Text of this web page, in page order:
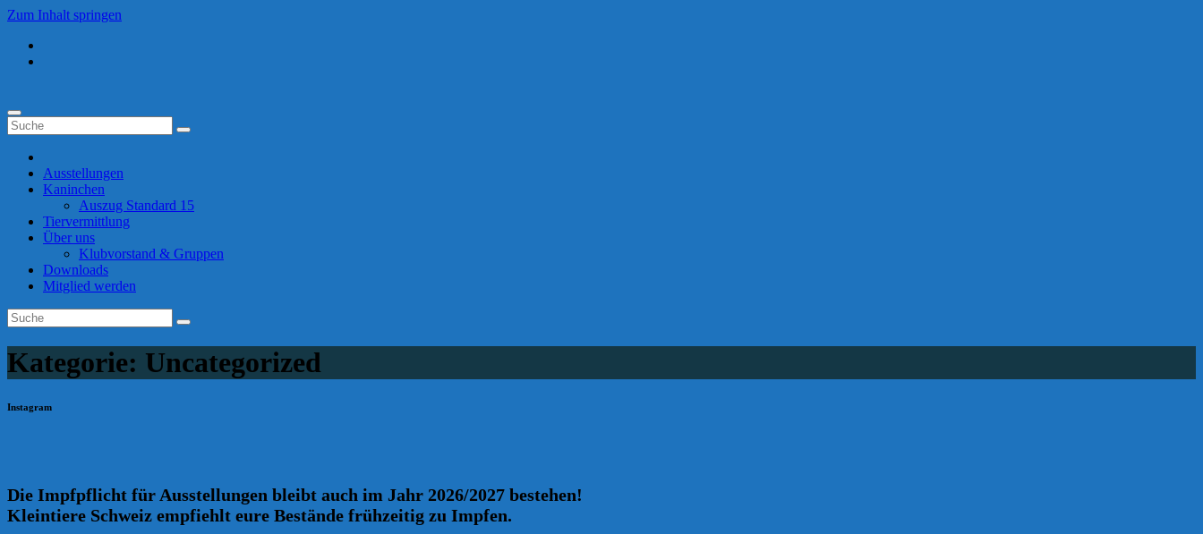
Zum Inhalt springen
Ausstellungen
Kaninchen
Auszug Standard 15
Tiervermittlung
Über uns
Klubvorstand & Gruppen
Downloads
Mitglied werden
Kategorie: Uncategorized
Instagram
Die Impfpflicht für Ausstellungen bleibt auch im Jahr 2026/2027 bestehen!
Kleintiere Schweiz empfiehlt eure Bestände frühzeitig zu Impfen.